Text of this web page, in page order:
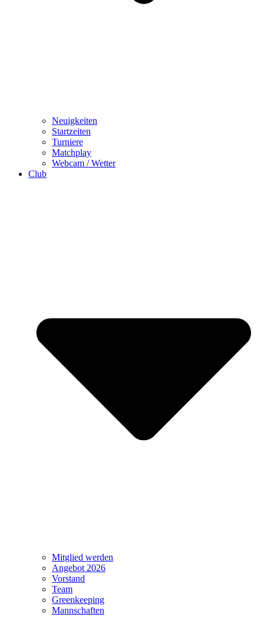
Neuigkeiten
Startzeiten
Turniere
Matchplay
Webcam / Wetter
Club
Mitglied werden
Angebot 2026
Vorstand
Team
Greenkeeping
Mannschaften